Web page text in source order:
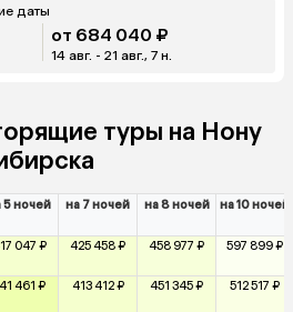
даты
от 684 040 ₽
14 авг. - 21 авг., 7 н.
туры на Нону
5 ночей на 7 ночей на 8 ночей на 10 ночей
047 ₽ 425 458 ₽ 458 977 ₽ 597 899 ₽
461 ₽ 413 412 ₽ 451 345 ₽ 512 517 ₽